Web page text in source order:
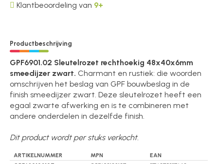
Klantbeoordeling van 9+
Productbeschrijving
GPF6901.02 Sleutelrozet rechthoekig 48x40x6mm
smeedijzer zwart. Charmant en rustiek: die woorden
omschrijven het beslag van GPF bouwbeslag in de
finish smeedijzer zwart. Deze sleutelrozet heeft een
egaal zwarte afwerking en is te combineren met
andere onderdelen in dezelfde finish.
Dit product wordt per stuks verkocht.
ARTIKELNUMMER MPN
EAN